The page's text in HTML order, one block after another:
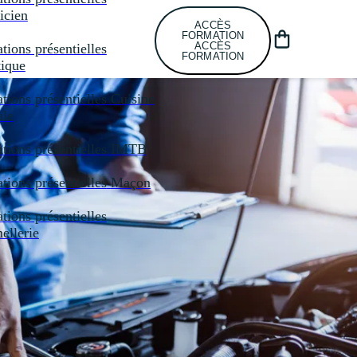
présentielles
présentielles Cuisine
présentielles IMTB
présentielles Maçon
présentielles
ACCÈS
FORMATION
ACCÈS
FORMATION